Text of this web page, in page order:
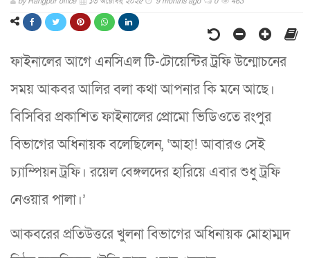
ফাইনালের আগে এনসিএল টি-টোয়েন্টির ট্রফি উন্মোচনের
সময় আকবর আলির বলা কথা আপনার কি মনে আছে।
বিসিবির প্রকাশিত ফাইনালের প্রোমো ভিডিওতে রংপুর
বিভাগের অধিনায়ক বলেছিলেন, ‘আহা! আবারও সেই
চ্যাম্পিয়ন ট্রফি। রয়েল বেঙ্গলদের হারিয়ে এবার শুধু ট্রফি
নেওয়ার পালা।’
আকবরের প্রতিউত্তরে খুলনা বিভাগের অধিনায়ক মোহাম্মদ